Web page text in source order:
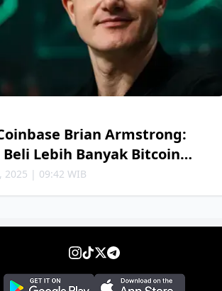
Brian Armstrong:
Beli Lebih Banyak Bitcoin
Minggu
2025 | 09:42 WIB